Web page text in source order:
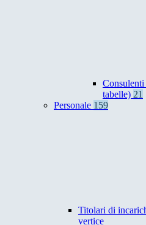
tabelle) 21
Personale 159
Titolari di
vertice